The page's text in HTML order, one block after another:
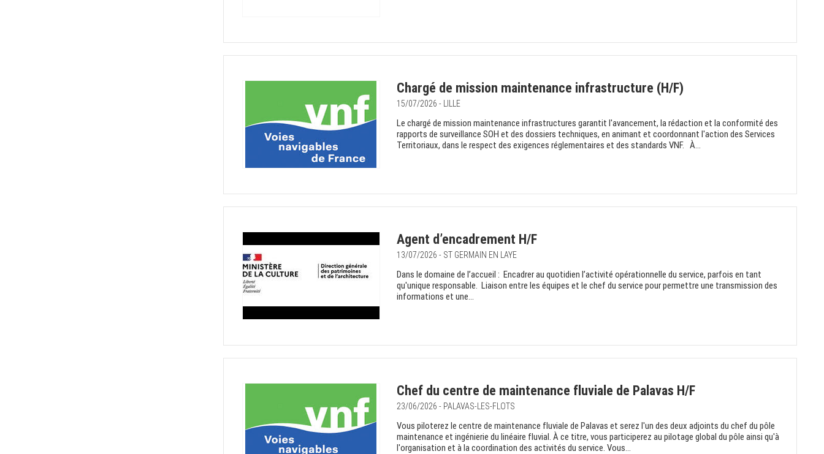
Chargé de mission maintenance infrastructure (H/F)
15/07/2026 - LILLE
Le chargé de mission maintenance infrastructures garantit l'avancement, la rédaction et la conformité des
rapports de surveillance SOH et des dossiers techniques, en animant et coordonnant l'action des Services
Territoriaux, dans le respect des exigences réglementaires et des standards VNF. À...
Agent d’encadrement H/F
13/07/2026 - ST GERMAIN EN LAYE
Dans le domaine de l’accueil : Encadrer au quotidien l’activité opérationnelle du service, parfois en tant
qu'unique responsable. Liaison entre les équipes et le chef du service pour permettre une transmission des
informations et une...
Chef du centre de maintenance fluviale de Palavas H/F
23/06/2026 - PALAVAS-LES-FLOTS
Vous piloterez le centre de maintenance fluviale de Palavas et serez l'un des deux adjoints du chef du pôle
maintenance et ingénierie du linéaire fluvial. À ce titre, vous participerez au pilotage global du pôle ainsi qu'à
l'organisation et à la coordination des activités du service. Vous...